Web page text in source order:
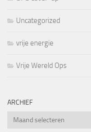
Uncategorized
vrije energie
Vrije Wereld Ops
ARCHIEF
Archief